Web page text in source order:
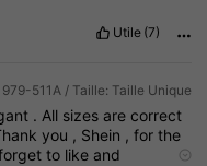
Utile (7)
511A / Taille: Taille Unique
. All sizes arecorrect
you , Shein ,forthe
to like and